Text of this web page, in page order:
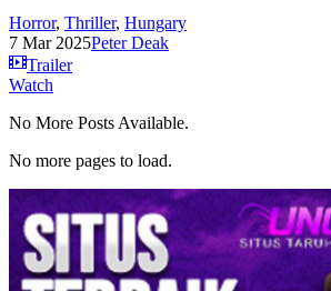
Horror, Thriller, Hungary
7 Mar 2025Peter Deak
Trailer
Watch
No More Posts Available.
No more pages to load.